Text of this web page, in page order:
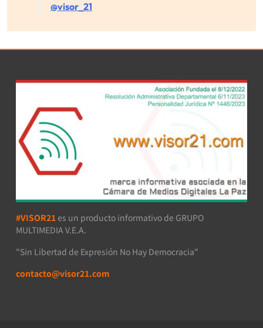
@visor_21
#VISOR21 es un producto informativo de GRUPO
MULTIMEDIA V.E.A.
"Sin Libertad de Expresión No Hay Democracia"
contacto@visor21.com